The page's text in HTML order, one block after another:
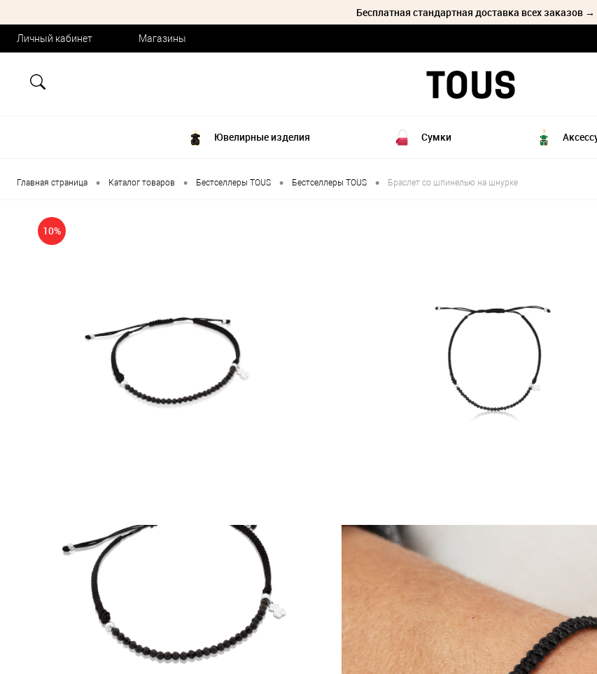
Бесплатная стандартная доставка всех заказов →
Личный кабинет Магазины
Ювелирные изделия Сумки
Главная страница • Каталог товаров • Бестселлеры TOUS • Бестселлеры TOUS • Браслет со шпинелью на шнурке
10%